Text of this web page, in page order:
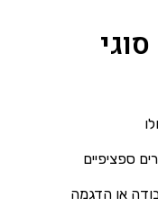
ספציפיים
או הדגמה